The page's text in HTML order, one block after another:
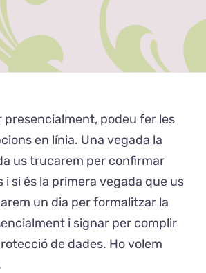
El Coro som tots
Activitats
Exposicions
El Cafè del Coro
Teatre del Coro
Balla Vallès
presencialment, podeu fer les
en línia. Una vegada la
us trucarem per confirmar
i si és la primera vegada que us
un dia per formalitzar la
i signar per complir
de dades. Ho volem